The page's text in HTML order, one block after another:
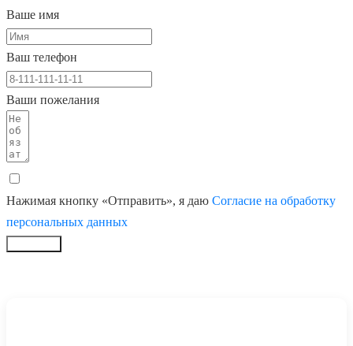
Ваше имя
Ваш телефон
Ваши пожелания
Нажимая кнопку «Отправить», я даю Согласие на обработку
персональных данных